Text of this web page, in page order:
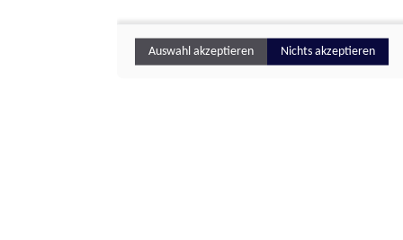
Auswahl akzeptieren Nichts akzeptieren